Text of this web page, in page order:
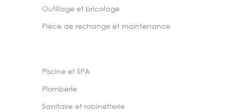
Outillage et bricolage
Pièce de rechange et maintenance
Piscine et SPA
Plomberie
Sanitaire et robinetterie